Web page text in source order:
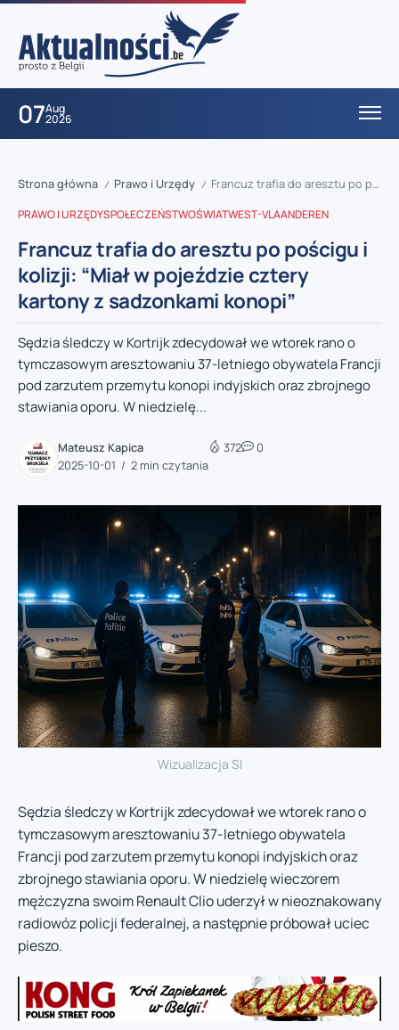
07Aug
2026
Strona główna / Prawo i Urzędy / Francuz trafia do aresztu po pościgu i kolizji: “Miał w pojeździe cztery kartony z sadzonkami konopi”
PRAWO I URZĘDYSPOŁECZEŃSTWOŚWIATWEST-VLAANDEREN
Francuz trafia do aresztu po pościgu i
kolizji: “Miał w pojeździe cztery
kartony z sadzonkami konopi”
Sędzia śledczy w Kortrijk zdecydował we wtorek rano o
tymczasowym aresztowaniu 37-letniego obywatela Francji
pod zarzutem przemytu konopi indyjskich oraz zbrojnego
stawiania oporu. W niedzielę...
Mateusz Kapica
2025-10-01
2 min czytania
372 0
Wizualizacja SI
Sędzia śledczy w Kortrijk zdecydował we wtorek rano o
tymczasowym aresztowaniu 37-letniego obywatela
Francji pod zarzutem przemytu konopi indyjskich oraz
zbrojnego stawiania oporu. W niedzielę wieczorem
mężczyzna swoim Renault Clio uderzył w nieoznakowany
radiowóz policji federalnej, a następnie próbował uciec
pieszo.